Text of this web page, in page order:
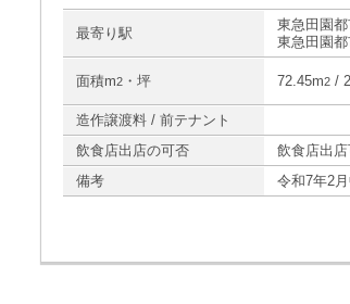
西太子堂駅の店舗物件・貸店舗・テナ
桜新町駅の店舗物件・貸店舗・テナン
最寄り駅
東急田園
東急田園
面積m2 ・坪 72.45m2 /
造作譲渡料 / 前テナント
飲食店出店の可否
飲食店出
備考
令和7年2